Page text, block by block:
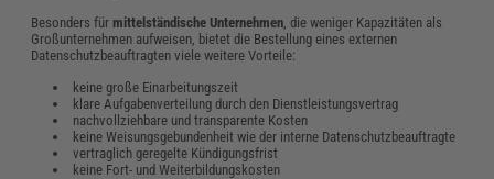
Besonders für mittelständische Unternehmen , die weniger Kapazitäten als
Großunternehmen aufweisen, bietet die Bestellung eines externen
Datenschutzbeauftragten viele weitere Vorteile:
keine große Einarbeitungszeit
klare Aufgabenverteilung durch den Dienstleistungsvertrag
nachvollziehbare und transparente Kosten
keine Weisungsgebundenheit wie der interne Datenschutzbeauftragte
vertraglich geregelte Kündigungsfrist
keine Fort- und Weiterbildungskosten